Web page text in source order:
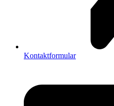
Kontaktformular